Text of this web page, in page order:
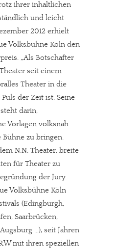
ihrer inhaltlichen
und leicht
2012 erhielt
Volksbühne Köln den
„Als Botschafter
seit einem
Theater in die
der Zeit ist. Seine
darin,
Vorlagen volksnah
zu bringen.
N.N. Theater, breite
für Theater zu
der Jury.
Volksbühne Köln
(Edingburgh,
Saarbrücken,
…), seit Jahren
mit ihren speziellen